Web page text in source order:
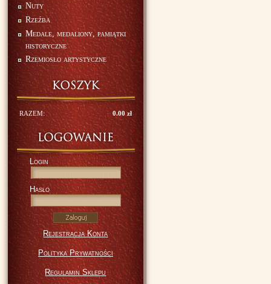
Nuty
Rzeźba
Medale, medaliony, pamiątki
historyczne
Rzemiosło artystyczne
RAZEM: 0.00 zł
Login
Hasło
Rejestracja Konta
Polityka Prywatności
Regulamin Sklepu